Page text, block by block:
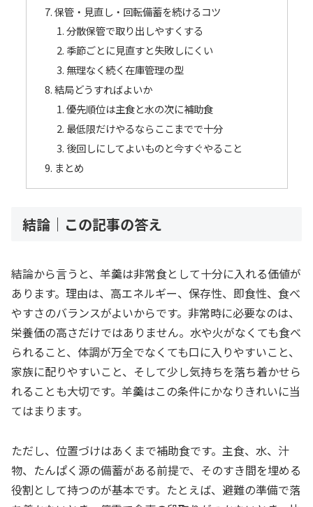
保管・見直し・回転備蓄を続けるコツ
分散保管で取り出しやすくする
季節ごとに見直すと失敗しにくい
無理なく続く在庫管理の型
結局どうすればよいか
優先順位は主食と水の次に補助食
最低限だけやるならここまでで十分
後回しにしてよいものと今すぐやること
まとめ
結論｜この記事の答え
結論から言うと、羊羹は非常食として十分に入れる価値が
あります。理由は、高エネルギー、保存性、即食性、食べ
やすさのバランスがよいからです。非常時に必要なのは、
栄養価の高さだけではありません。水や火がなくても食べ
られること、体調が万全でなくても口に入りやすいこと、
家族に配りやすいこと、そして少し気持ちを落ち着かせら
れることも大切です。羊羹はこの条件にかなりきれいに当
てはまります。
ただし、位置づけはあくまで補助食です。主食、水、汁
物、たんぱく源の備蓄がある前提で、そのすき間を埋める
役割として持つのが基本です。たとえば、避難の準備で落